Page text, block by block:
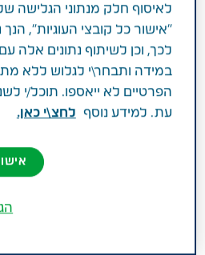
פעילות רפואית
טריפלונומיד טבע מיועדת
טרשת נפוצה התקפית
את שיעור ההתקפים ולהאט
לאיסוף חלק מנתוני הגלישה
"אישור כל קובצי העוגיות",
לכך, וכן לשיתוף נתונים אלה
במידה ותבחר\י לגלוש ללא
הפרטיים לא ייאספו. תוכל/י
עת. למידע נוסף
לחצ\י כאן.